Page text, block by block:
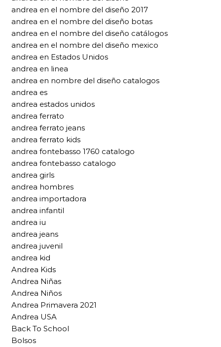
andrea en el nombre del diseño 2017
andrea en el nombre del diseño botas
andrea en el nombre del diseño catálogos
andrea en el nombre del diseño mexico
andrea en Estados Unidos
andrea en linea
andrea en nombre del diseño catalogos
andrea es
andrea estados unidos
andrea ferrato
andrea ferrato jeans
andrea ferrato kids
andrea fontebasso 1760 catalogo
andrea fontebasso catalogo
andrea girls
andrea hombres
andrea importadora
andrea infantil
andrea iu
andrea jeans
andrea juvenil
andrea kid
Andrea Kids
Andrea Niñas
Andrea Niños
Andrea Primavera 2021
Andrea USA
Back To School
Bolsos